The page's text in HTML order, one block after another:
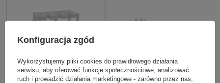
DOSTĘPNE WIDEO
Konfiguracja zgód
Wykorzystujemy pliki cookies do prawidłowego działania
serwisu, aby oferować funkcje społecznościowe, analizować
ruch i prowadzić działania marketingowe - zarówno przez nas,